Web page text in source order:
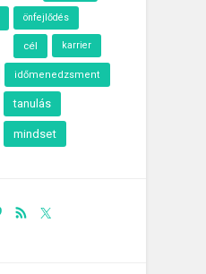
önfejlődés
cél karrier
időmenedzsment
tanulás
mindset